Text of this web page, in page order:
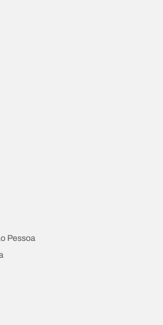
Pessoa